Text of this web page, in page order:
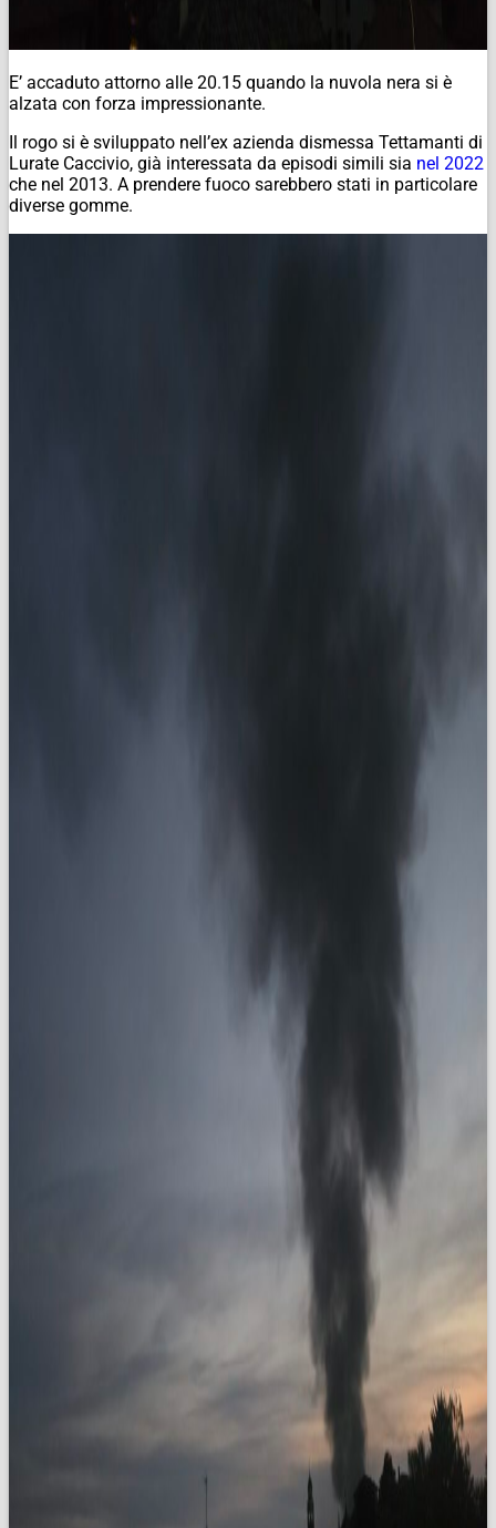
E’ accaduto attorno alle 20.15 quando la nuvola nera si è
alzata con forza impressionante.
Il rogo si è sviluppato nell’ex azienda dismessa Tettamanti di
Lurate Caccivio, già interessata da episodi simili sia nel 2022
che nel 2013. A prendere fuoco sarebbero stati in particolare
diverse gomme.